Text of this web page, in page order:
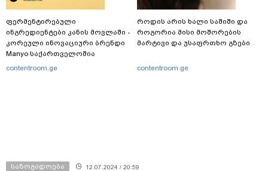
ფერმენტირებული
ინგრედიენტები კანის მოვლაში -
კორეული ინოვაციური ბრენდი
Manyo საქართველოშია
contentroom.ge
როდის არის ხალი საშიში და
როგორია მისი მოშორების
მარტივი და უსაფრთხო გზები
contentroom.ge
საზოგადოება 12.07.2024 / 20:59